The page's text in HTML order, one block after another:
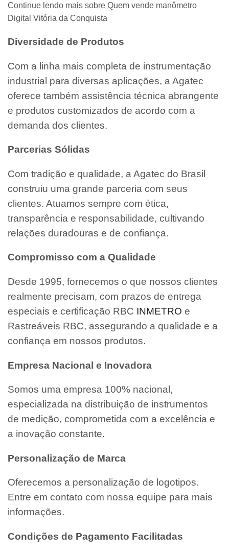
Continue lendo mais sobre Quem vende manômetro
Digital Vitória da Conquista
Diversidade de Produtos
Com a linha mais completa de instrumentação
industrial para diversas aplicações, a Agatec
oferece também assistência técnica abrangente
e produtos customizados de acordo com a
demanda dos clientes.
Parcerias Sólidas
Com tradição e qualidade, a Agatec do Brasil
construiu uma grande parceria com seus
clientes. Atuamos sempre com ética,
transparência e responsabilidade, cultivando
relações duradouras e de confiança.
Compromisso com a Qualidade
Desde 1995, fornecemos o que nossos clientes
realmente precisam, com prazos de entrega
especiais e certificação RBC INMETRO e
Rastreáveis RBC, assegurando a qualidade e a
confiança em nossos produtos.
Empresa Nacional e Inovadora
Somos uma empresa 100% nacional,
especializada na distribuição de instrumentos
de medição, comprometida com a excelência e
a inovação constante.
Personalização de Marca
Oferecemos a personalização de logotipos.
Entre em contato com nossa equipe para mais
informações.
Condições de Pagamento Facilitadas